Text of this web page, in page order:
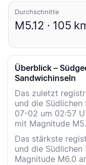
Durchschnitte
M5.12 · 105
Überblick –
Sandwichinseln
Das zuletzt
und die
07-02 um 02:57
mit Magnitude
Das stärkste
und die
Magnitude M6.0